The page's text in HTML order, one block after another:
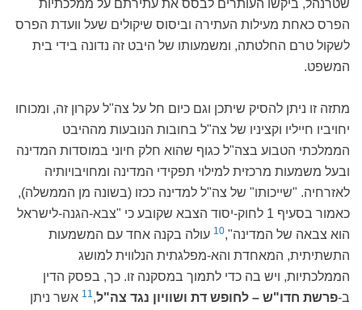
שטרנהל, ביקשו העותרים לבסס את עתירתם על ממלכתיות
הפרס כאחת מעילות העתירה וביסוס שיקולים שעל וועדת הפרס
לשקול טרם החלטתה, ומשמעותו של היבט זה נדונה בידי בית
המשפט.
מתזה זו ניתן להסיק שיתכן וגם כיום חל על צה"ל עקרון זה, ומכוחו
יחויביו חייליו וקציניו של צה"ל בחובות הנובעות מההיבט
הממלכתי הטבוע בצה"ל כגוף שהוא חלק חיוני במוסדות המדינה
ובעל משמעות מרכזית למילוי תפקידי המדינה ומחויבויותיה
לאזרחיה. "שייכותו" של צה"ל למדינה ככזו (בשונה מן הממשלה),
כאמור בסעיף 1 לחוק-יסוד הצבא שקובע כי "צבא-הגנה-לישראל
הוא צבאה של המדינה",10 עולה בקנה אחד עם המשמעות
התשתיתית, המאחדת והא-מפלגתית הנלווית למושג
הממלכתיות, ויש בה כדי לתמוך במסקנה זו. כך, בפסק הדין
ב-פרשת חדו"ש – לחופש דת ושוויון נגד צה"ל,
11 אשר ניתן